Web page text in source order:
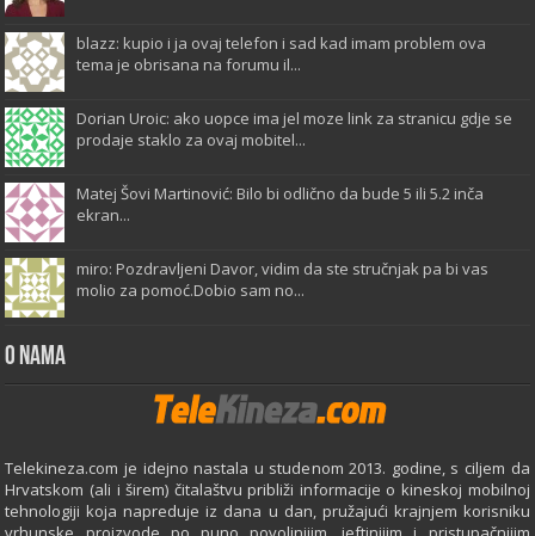
blazz: kupio i ja ovaj telefon i sad kad imam problem ova
tema je obrisana na forumu il...
Dorian Uroic: ako uopce ima jel moze link za stranicu gdje se
prodaje staklo za ovaj mobitel...
Matej Šovi Martinović: Bilo bi odlično da bude 5 ili 5.2 inča
ekran...
miro: Pozdravljeni Davor, vidim da ste stručnjak pa bi vas
molio za pomoć.Dobio sam no...
O Nama
Telekineza.com je idejno nastala u studenom 2013. godine, s ciljem da
Hrvatskom (ali i širem) čitalaštvu približi informacije o kineskoj mobilnoj
tehnologiji koja napreduje iz dana u dan, pružajući krajnjem korisniku